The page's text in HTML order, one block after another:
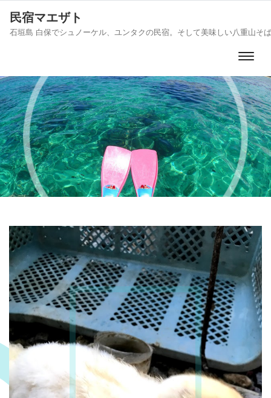
民宿マエザト
石垣島 白保でシュノーケル、ユンタクの民宿。そして美味しい八重山そ